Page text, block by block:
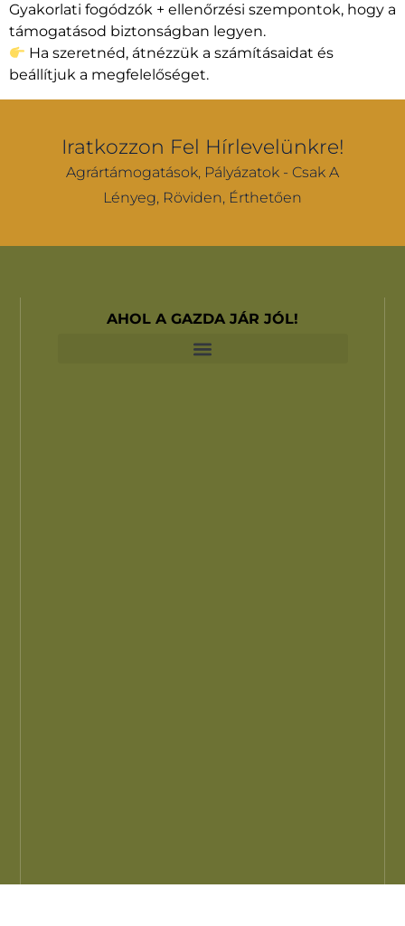
Gyakorlati fogódzók + ellenőrzési szempontok, hogy a
támogatásod biztonságban legyen.
Ha szeretnéd, átnézzük a számításaidat és
beállítjuk a megfelelőséget.
Iratkozzon Fel Hírlevelünkre!
Agrártámogatások, Pályázatok - Csak A
Lényeg, Röviden, Érthetően
AHOL A GAZDA JÁR JÓL!